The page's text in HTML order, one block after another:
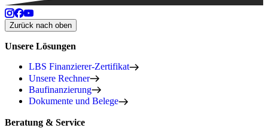
Zurück nach oben
Unsere Lösungen
LBS Finanzierer-Zertifikat
Unsere Rechner
Baufinanzierung
Dokumente und Belege
Beratung & Service